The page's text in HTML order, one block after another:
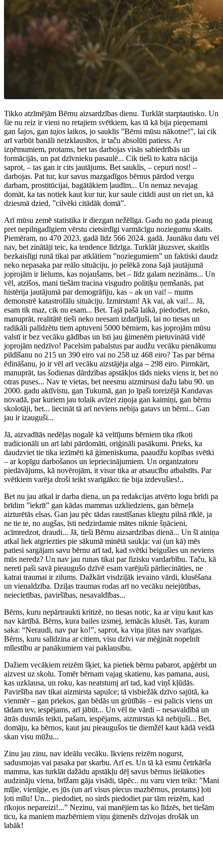
Tikko atzīmējām Bērnu aizsardzības dienu. Turklāt starptautisko. Un
šie nu reiz ir vieni no retajiem svētkiem, kas tā kā bija pieņemami
gan šajos, gan tajos laikos, jo sauklis ”Bērni mūsu nākotne!”, lai cik
arī varbūt banāli neizklausītos, ir taču absolūti patiess. Ar
izņēmumiem, protams, bet tas darbojas visās sabiedrībās un
formācijās, un pat dzīvnieku pasaulē... Cik tieši to katra nācija
saprot, – tas gan ir cits jautājums. Bet sauklis, – cepuri nost! –
darbojas. Pat tur, kur savus mazgadīgos bērnus pārdod vergu
darbam, prostitūcijai, bagātākiem ļaudīm... Un nemaz nevajag
domāt, ka tas notiek kaut kur tur, kur saule citādi aust un riet un, kā
dziesmā dzied, ”cilvēki citādāk domā”.
Arī mūsu zemē statistika ir diezgan nežēlīga. Gadu no gada pieaug
pret nepilngadīgiem vērstu cietsirdīgi varmācīgu noziegumu skaits.
Piemēram, no 470 2023. gadā līdz 566 2024. gadā. Jaunāku datu vēl
nav, bet zinātāji teic, ka tendence līdzīga. Turklāt jāuzsver, skaitlis
bezkaislīgi runā tikai par atklātiem ”noziegumiem” un faktiski daudz
neko nepasaka par reālo situāciju, jo pelēkā zona šajā jautājumā
joprojām ir lielums, kas nojaušams, bet – līdz galam nezināms... Un
vēl, atzīšos, mani tiešām tracina visgudro politiķu ņemšanās, pat
histērija jautājumā par demogrāfiju, kas – ak un vai! – mums
demonstrē katastrofālu situāciju. Izmirstam! Ak vai, ak vai!... Jā,
esam tik maz, cik nu esam... Bet. Tajā pašā laikā, piedodiet, neko,
manuprāt, realitātē tieši neko neesam izdarījuši, lai no tiesas un
radikāli palīdzētu tiem aptuveni 5000 bērniem, kas joprojām mūsu
valstī ir bez vecāku gādības un īsti jau ģimenēm pietuvinātā vidē
joprojām nedzīvo! Pacelsim pabalstus par audžu vecāku pienākumu
pildīšanu no 215 un 390 eiro vai no 258 uz 468 eiro? Tas par bērna
ēdināšanu, jo ir vēl arī vecāku aizstājēja alga – 298 eiro. Pirmkārt,
manuprāt, tas šodienas dārdzības apstākļos tāds nieks viens ir, bet no
otras puses... Nav te vietas, bet neesmu aizmirsusi dažu labu 90. un
2000. gadu aktīvistu, gan Tukumā, gan jo īpaši toreizējā Kandavas
novadā, par kuriem jau tolaik avīzei ziņoja gan kaimiņi, gan bērnu
skolotāji, bet... liecināt tā arī neviens nebija gatavs un bērni... Gan
jau ir izauguši...
Jā, aizvadītās nedēļas nogalē kā veltījums bērniem tika rīkoti
tradicionāli un arī labi pārdomāti, oriģināli pasākumi. Prieks, ka
daudzviet tie tika iezīmēti kā ģimeniskuma, paaudžu kopības svētki
– ar kopīgu darbošanos un iepriecinājumiem. Un organizatoru
piedāvājums, kā novērojām, it visur tika ar atsaucību atbalstīts. Par
svētkiem varēja droši teikt svarīgāko: tie bija izdevušies!..
Bet nu jau atkal ir darba diena, un pa redakcijas atvērto logu brīdi pa
brīdim ”iekrīt” gan kādas mammas uzkliedziens, gan bērneļa
aizturētās elsas. Gan jau pēc tādas raustīšanas kliegtu pilnā rīklē, ja
ne tie te, no augšas, īsti nedzirdamie mātes niknie šņācieni,
acīmredzot, draudi... Jā, tieši Bērnu aizsardzības dienā... Un šī ainiņa
atkal liek atgriezties pie sākumā minētā saukļa: vai (un kā) mēs
patiesi sargājam savu bērnu arī tad, kad svētki beigušies un neviens
mūs neredz? Un nav jau runas tikai par fizisku vardarbību. Taču, kā
nereti paši savā pieaugušo dzīvē esam varējuši pārliecināties, ne
katrai traumai ir zilums. Dažkārt visdziļāk ievaino vārdi, klusēšana
un vienaldzība. Dziļas traumas rodas arī no vecāku neiejūtības,
neiecietības, paviršības, nesavaldības...
Bērns, kuru nepārtraukti kritizē, no tiesas notic, ka ar viņu kaut kas
nav kārtībā. Bērns, kura bailes izsmej, iemācās klusēt. Tas, kuram
saka: “Neraudi, nav par ko!”, saprot, ka viņa jūtas nav svarīgas.
Bērns, kuru salīdzina ar citiem, visu dzīvi var mēģināt nopelnīt
mīlestību ar panākumiem vai paklausību.
Dažiem vecākiem reizēm šķiet, ka pietiek bērnu pabarot, apģērbt un
aizvest uz skolu. Tomēr bērnam vajag skatienu, kas pamana, ausi,
kas uzklausa, un roku, kas neatstumj arī tad, kad viņš kļūdās.
Paviršība nav tikai aizmirsta sapulce; tā visbiežāk dzīvo sajūtā, ka
vienmēr – gan priekos, gan bēdās un grūtībās – esi palicis viens un
tādam tev, iespējams, arī jābūt... Un vēl tie vārdi – nesavaldībā un
ātrās dusmās teikti, pašam, iespējams, aizmirstas kā nebijuši... Bet,
domāju, ka bērnos, kaut jau pieaugušos tie diemžēl kaut kādā veidā
skan visu mūžu...
Zinu jau zinu, nav ideālu vecāku. Ikviens reizēm nogurst,
sadusmojas vai pasaka par skarbu. Arī es. Un tā kā esmu četrkārša
mamma, kas turklāt dažādu apstākļu dēļ savus bērnus lielākoties
audzināju viena, brīžam gāja visādi, tāpēc.. nu varu vien teikt: ”Mani
mīļie, vienīgie, es jūs (un arī visus piecus mazbērnus, protams) ļoti
ļoti mīlu! Un... piedodiet, no sirds piedodiet par tām reizēm, kad
rīkojos nepareizi!...” Nezinu, vai manējiem tas ko līdzēs, bet tiešām
ticu, ka maniem mazbērniem viņu ģimenēs dzīvojas drošāk un
labāk!